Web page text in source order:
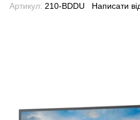
Артикул: 210-BDDU Написати